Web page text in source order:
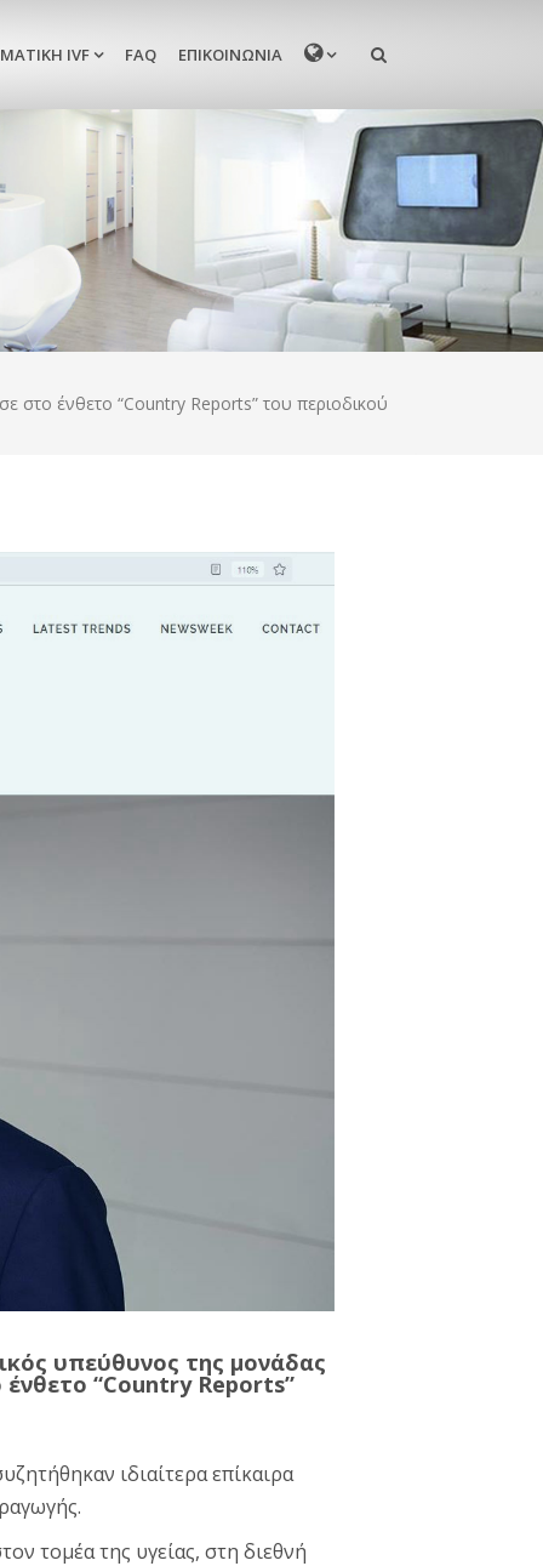
IVF FAQ ΕΠΙΚΟΙΝΩΝΊΑ MENU
στο ένθετο “Country Reports” του περιοδικού
υπεύθυνος της μονάδας
ένθετο “Country Reports”
ιδιαίτερα επίκαιρα
τομέα της υγείας, στη διεθνή